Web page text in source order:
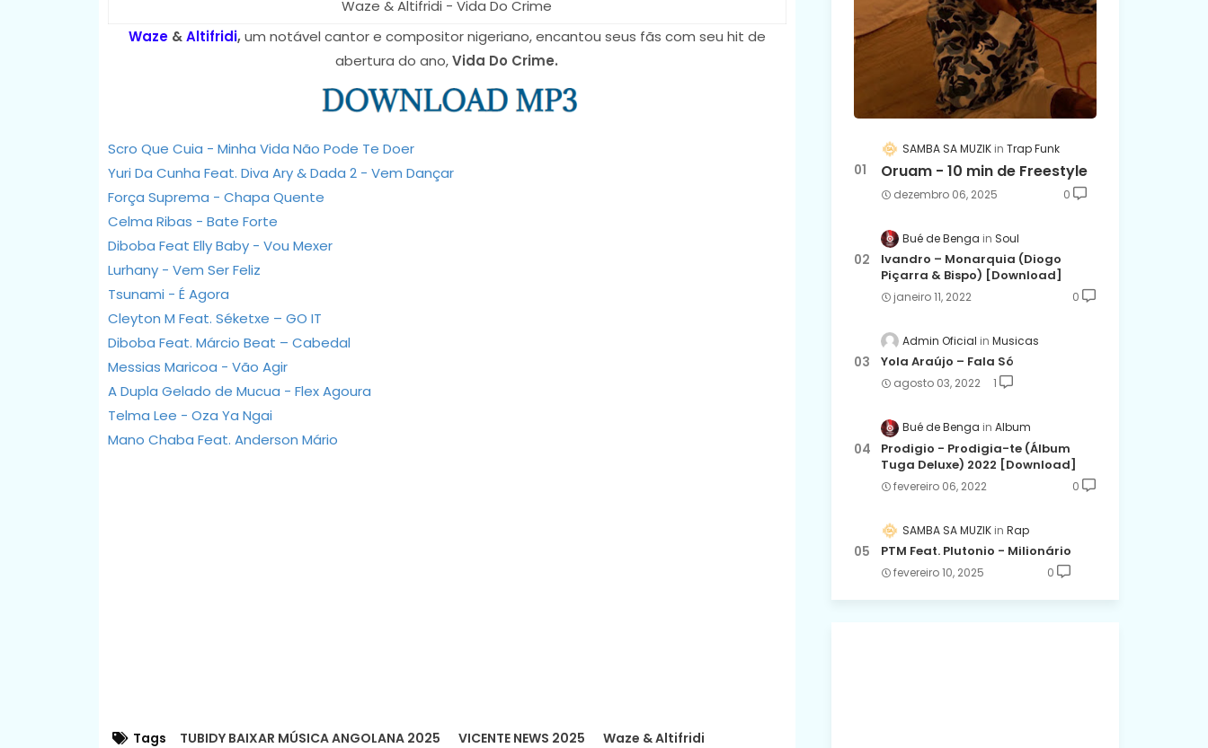
Waze & Altifridi - Vida Do Crime
Waze&Altifridi,um notável cantor e compositor nigeriano, encantou seus fãs com seu hit de
abertura do ano,Vida Do Crime.
Scro Que Cuia - Minha Vida Não Pode Te Doer
Yuri Da Cunha Feat. Diva Ary & Dada 2 - Vem Dançar
Força Suprema - Chapa Quente
Celma Ribas - Bate Forte
Diboba Feat Elly Baby - Vou Mexer
Lurhany - Vem Ser Feliz
Tsunami - É Agora
Cleyton M Feat. Séketxe – GO IT
Diboba Feat. Márcio Beat – Cabedal
Messias Maricoa - Vão Agir
A Dupla Gelado de Mucua - Flex Agoura
Telma Lee - Oza Ya Ngai
Mano Chaba Feat. Anderson Mário
Tags TUBIDY BAIXAR MÚSICA ANGOLANA 2025 VICENTE NEWS 2025
Waze & Altifridi
SAMBA SA MUZIK Trap Funk
Oruam - 10 min de Freestyle
dezembro 06, 2025 0
Bué de Benga Soul
Ivandro – Monarquia (Diogo
Piçarra & Bispo) [Download]
janeiro 11, 2022 0
Admin Oficial Musicas
Yola Araújo – Fala Só
agosto 03, 2022 1
Bué de Benga Album
Prodigio - Prodigia-te (Álbum
Tuga Deluxe) 2022 [Download]
fevereiro 06, 2022 0
SAMBA SA MUZIK Rap
PTM Feat. Plutonio - Milionário
fevereiro 10, 2025 0